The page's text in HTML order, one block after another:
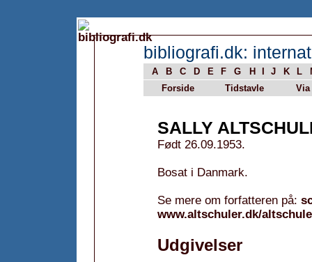
bibliografi.dk:
A B C D E F G H J K L
Forside
Tidstavle Via
SALLY
Født 26.09.1953.
Bosat i Danmark.
Se mere om forfatteren på:
www.altschuler.dk/
Udgivelser